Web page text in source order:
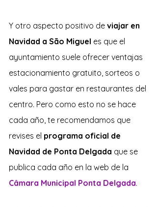
Y otro aspecto positivo de viajar en
Navidad a São Miguel es que el
ayuntamiento suele ofrecer ventajas
estacionamiento gratuito, sorteos o
vales para gastar en restaurantes del
centro. Pero como esto no se hace
cada año, te recomendamos que
revises el programa oficial de
Navidad de Ponta Delgada que se
publica cada año en la web de la
Câmara Municipal Ponta Delgada.